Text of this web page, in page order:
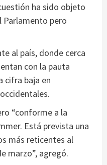
ha sido objeto
Parlamento pero
al país, donde cerca
con la pauta
cifra baja en
“conforme a la
Está prevista una
más reticentes al
marzo”, agregó.